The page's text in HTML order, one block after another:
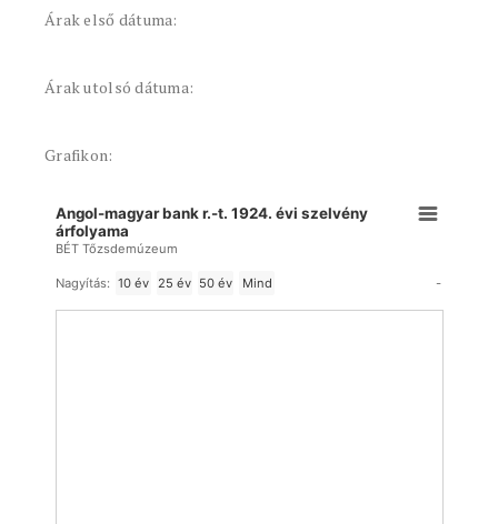
Árak első dátuma:
Árak utolsó dátuma:
Grafikon:
Angol-magyar bank r.-t. 1924. évi szelvény
árfolyama
BÉT Tőzsdemúzeum
Nagyítás: 10 év 25 év 50 év Mind -